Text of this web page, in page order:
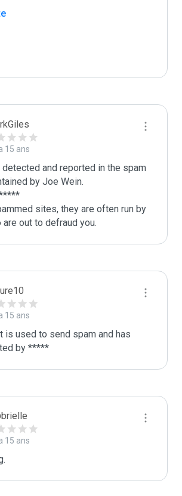
15 ans
and reported in the spam
by Joe Wein.
sites, they are often run by
out to defraud you.
15 ans
is used to send spam and has
by *****
15 ans